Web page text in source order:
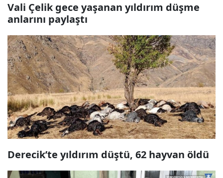
Vali Çelik gece yaşanan yıldırım düşme
anlarını paylaştı
Derecik’te yıldırım düştü, 62 hayvan öldü